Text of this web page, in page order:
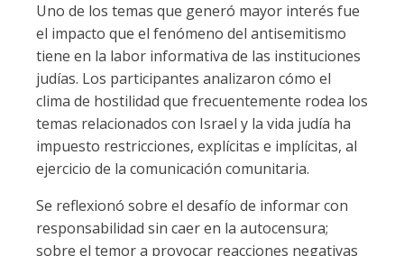
Uno de los temas que generó mayor interés fue
el impacto que el fenómeno del antisemitismo
tiene en la labor informativa de las instituciones
judías. Los participantes analizaron cómo el
clima de hostilidad que frecuentemente rodea los
temas relacionados con Israel y la vida judía ha
impuesto restricciones, explícitas e implícitas, al
ejercicio de la comunicación comunitaria.
Se reflexionó sobre el desafío de informar con
responsabilidad sin caer en la autocensura;
sobre el temor a provocar reacciones negativas